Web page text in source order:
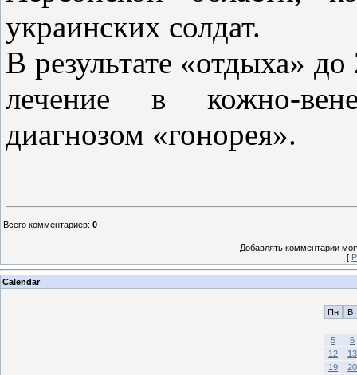
украинских солдат.
В результате «отдыха»
лечение в кожно-
диагнозом «гонорея».
Всего комментариев: 0
Добавлять комментарии
[
Calendar
Пн Вт
5
6
12
13
19
20